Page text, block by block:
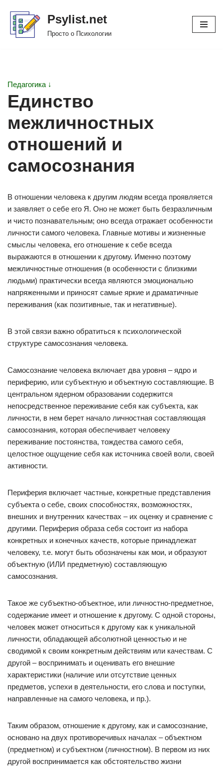
Перейти
Psylist.net
Просто о Психологии
Педагогика ↓
Единство
межличностных
отношений и
самосознания
В отношении человека к другим людям всегда проявляется
и заявляет о себе его Я. Оно не может быть безразличным
и чисто познавательным; оно всегда отражает особенности
личности самого человека. Главные мотивы и жизненные
смыслы человека, его отношение к себе всегда
выражаются в отношении к другому. Именно поэтому
межличностные отношения (в особенности с близкими
людьми) практически всегда являются эмоционально
напряженными и приносят самые яркие и драматичные
переживания (как позитивные, так и негативные).
В этой связи важно обратиться к психологической
структуре самосознания человека.
Самосознание человека включает два уровня – ядро и
периферию, или субъектную и объектную составляющие. В
центральном ядерном образовании содержится
непосредственное переживание себя как субъекта, как
личности, в нем берет начало личностная составляющая
самосознания, которая обеспечивает человеку
переживание постоянства, тождества самого себя,
целостное ощущение себя как источника своей воли, своей
активности.
Периферия включает частные, конкретные представления
субъекта о себе, своих способностях, возможностях,
внешних и внутренних качествах – их оценку и сравнение с
другими. Периферия образа себя состоит из набора
конкретных и конечных качеств, которые принадлежат
человеку, т.е. могут быть обозначены как мои, и образуют
объектную (ИЛИ предметную) составляющую
самосознания.
Такое же субъектно-объектное, или личностно-предметное,
содержание имеет и отношение к другому. С одной стороны,
человек может относиться к другому как к уникальной
личности, обладающей абсолютной ценностью и не
сводимой к своим конкретным действиям или качествам. С
другой – воспринимать и оценивать его внешние
характеристики (наличие или отсутствие ценных
предметов, успехи в деятельности, его слова и поступки,
направленные на самого человека, и пр.).
Таким образом, отношение к другому, как и самосознание,
основано на двух противоречивых началах – объектном
(предметном) и субъектном (личностном). В первом из них
другой воспринимается как обстоятельство жизни